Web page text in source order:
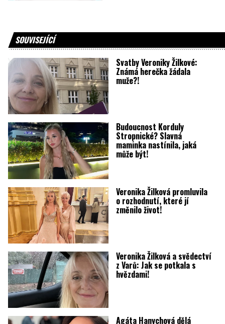
SOUVISEJÍCÍ
Svatby Veroniky Žilkové:
Známá herečka žádala
muže?!
Budoucnost Korduly
Stropnické? Slavná
maminka nastínila, jaká
může být!
Veronika Žilková promluvila
o rozhodnutí, které jí
změnilo život!
Veronika Žilková a svědectví
z Varů: Jak se potkala s
hvězdami!
Agáta Hanychová dělá